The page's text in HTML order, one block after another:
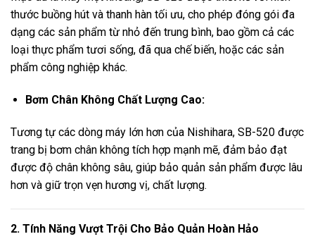
thước buồng hút và thanh hàn tối ưu, cho phép đóng gói đa
dạng các sản phẩm từ nhỏ đến trung bình, bao gồm cả các
loại thực phẩm tươi sống, đã qua chế biến, hoặc các sản
phẩm công nghiệp khác.
Bơm Chân Không Chất Lượng Cao:
Tương tự các dòng máy lớn hơn của Nishihara, SB-520 được
trang bị bơm chân không tích hợp mạnh mẽ, đảm bảo đạt
được độ chân không sâu, giúp bảo quản sản phẩm được lâu
hơn và giữ trọn vẹn hương vị, chất lượng.
2. Tính Năng Vượt Trội Cho Bảo Quản Hoàn Hảo